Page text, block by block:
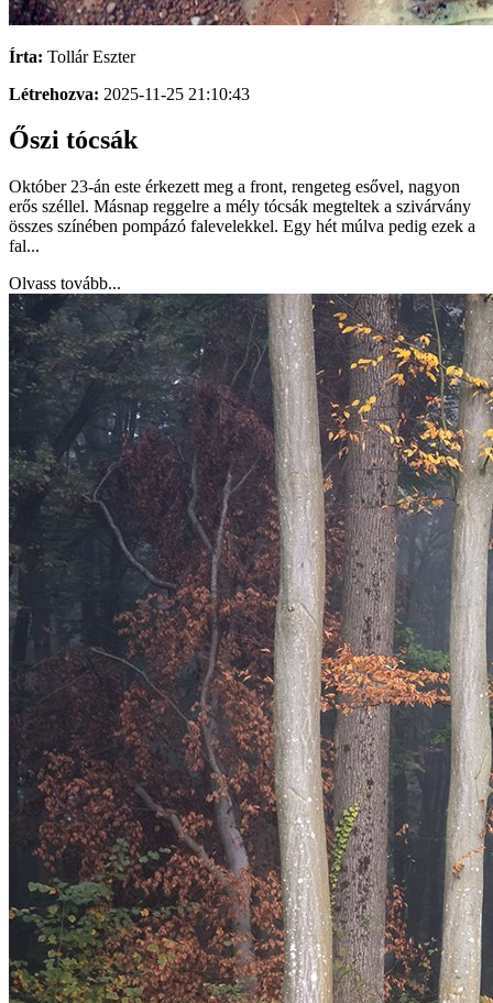
Írta: Tollár Eszter
Létrehozva: 2025-11-25 21:10:43
Őszi tócsák
Október 23-án este érkezett meg a front, rengeteg esővel, nagyon
erős széllel. Másnap reggelre a mély tócsák megteltek a szivárvány
összes színében pompázó falevelekkel. Egy hét múlva pedig ezek a
fal...
Olvass tovább...